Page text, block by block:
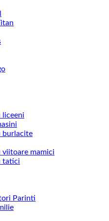
liceeni
burlacite
viitoare mamici
tatici
Parinti